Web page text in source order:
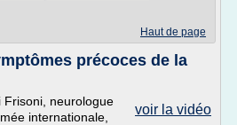
Haut de page
précoces de la
voir la vidéo
Frisoni, neurologue
internationale,